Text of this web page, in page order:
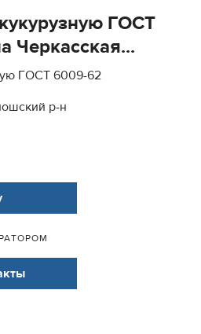
ГОСТ
Черкасская...
ГОСТ 6009-62
р-н